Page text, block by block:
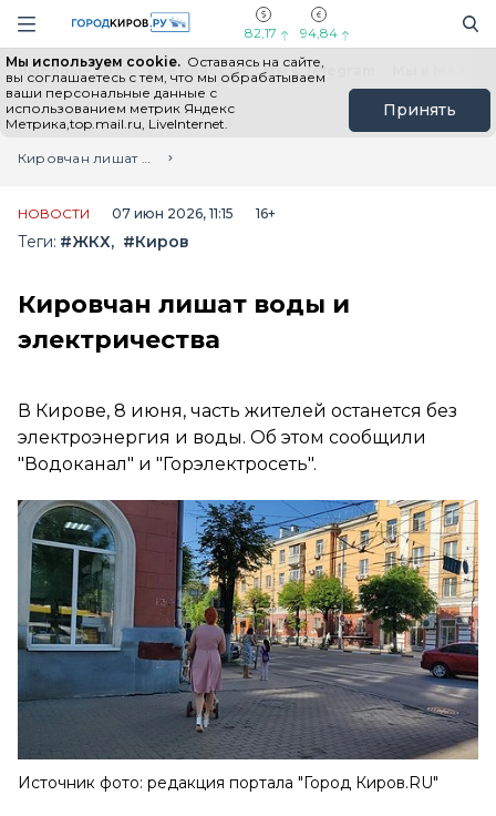
Навигация сайта
82,17 94,84
Мы используем cookie. Оставаясь на сайте,
вы соглашаетесь с тем, что мы обрабатываем
ваши персональные данные с
использованием метрик Яндекс
Метрика,top.mail.ru, LiveInternet.
Принять
Выборы - 2026 Все новости Мы в Telegram
Главная
Лента новостей
Кировчан лишат воды и электричества
НОВОСТИ 07 июн 2026, 11:15 16+
Теги: #ЖКХ #Киров
Кировчан лишат воды и
электричества
В Кирове, 8 июня, часть жителей останется без
электроэнергия и воды. Об этом сообщили
"Водоканал" и "Горэлектросеть".
Источник фото: редакция портала "Город Киров.RU"